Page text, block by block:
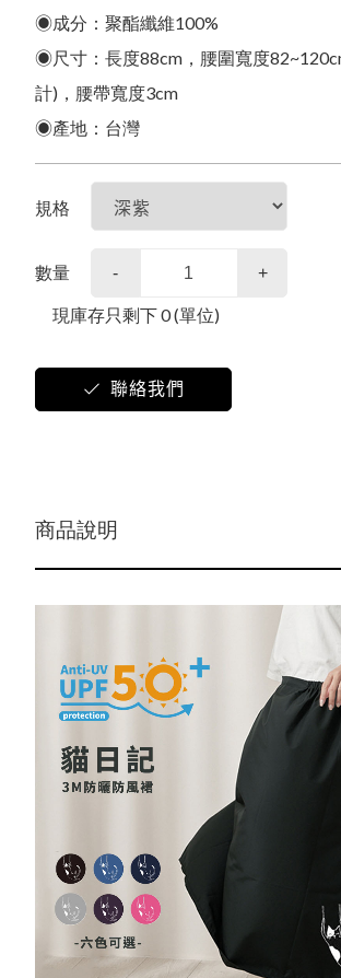
新品上市
夏日防曬
涼感寢具
涼感衣/褲
防曬外套
袖套/手套
防曬裙
本月人氣王
WOMEN女
夏季衣褲
冬季衣褲
抗暑配件
防寒配件
MEN男
夏季衣褲
冬季衣褲
抗暑配件
防寒配件
KIDS幼童
女內衣褲
男內衣褲
配件
SOCK襪子專區吸汗/涼感透氣
抑菌消臭
機能系列
膠原蛋白
五趾襪
保暖抗寒
幼童專區
居家用品 涼感寢具
毛巾
浴巾/袍
小方巾
乾髮帽
保健護具
秋冬防寒
圍巾
毛帽
保暖衣褲
保暖手套
保暖襪類
新春特賣
DR.WOW
貝柔國際
貝寶
KAEPA
DR嚴選
品牌故事
商品常見問題
購物常見問題
售後服務問題
活動參加辦法
合作提案
其他說明
購物流程
售後服務常見問題
隱私權保護
免責聲明
◉成分：聚酯纖維100%
◉尺寸：長度88cm，腰圍寬度
計)，腰帶寬度3cm
◉產地：台灣
規格
數量 - +
現庫存只剩下0(單位)
聯絡我們
商品說明